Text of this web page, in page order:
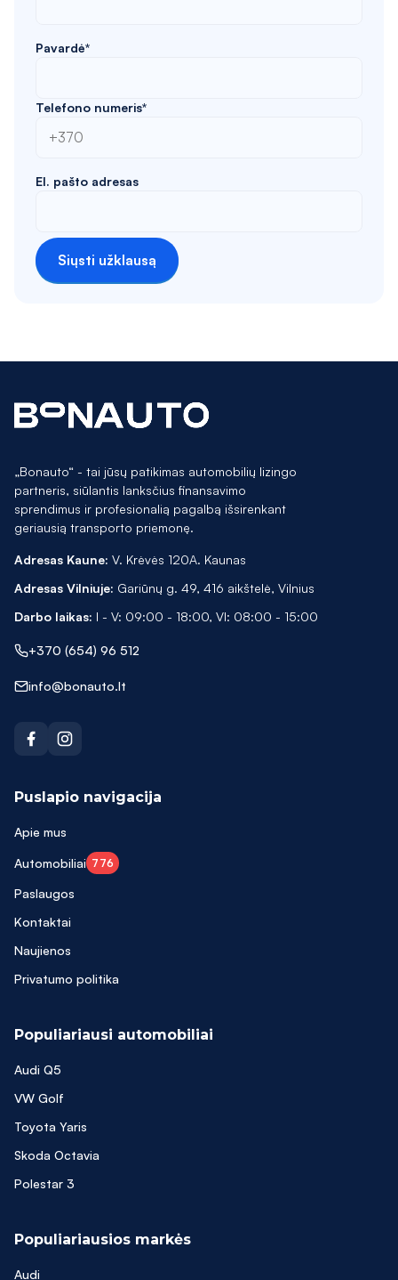
Pavardė*
Telefono numeris*
El. pašto adresas
Siųsti užklausą
„Bonauto“ - tai jūsų patikimas automobilių lizingo
partneris, siūlantis lanksčius finansavimo
sprendimus ir profesionalią pagalbą išsirenkant
geriausią transporto priemonę.
Adresas Kaune: V. Krėvės 120A. Kaunas
Adresas Vilniuje: Gariūnų g. 49, 416 aikštelė, Vilnius
Darbo laikas: I - V: 09:00 - 18:00, VI: 08:00 - 15:00
+370 (654) 96 512
info@bonauto.lt
Puslapio navigacija
Apie mus
Automobiliai 776
Paslaugos
Kontaktai
Naujienos
Privatumo politika
Populiariausi automobiliai
Audi Q5
VW Golf
Toyota Yaris
Skoda Octavia
Polestar 3
Populiariausios markės
Audi